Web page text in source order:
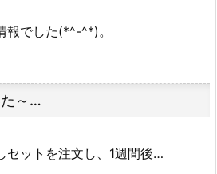
報でした(*^-^*)。
～…
セットを注文し、1週間後…